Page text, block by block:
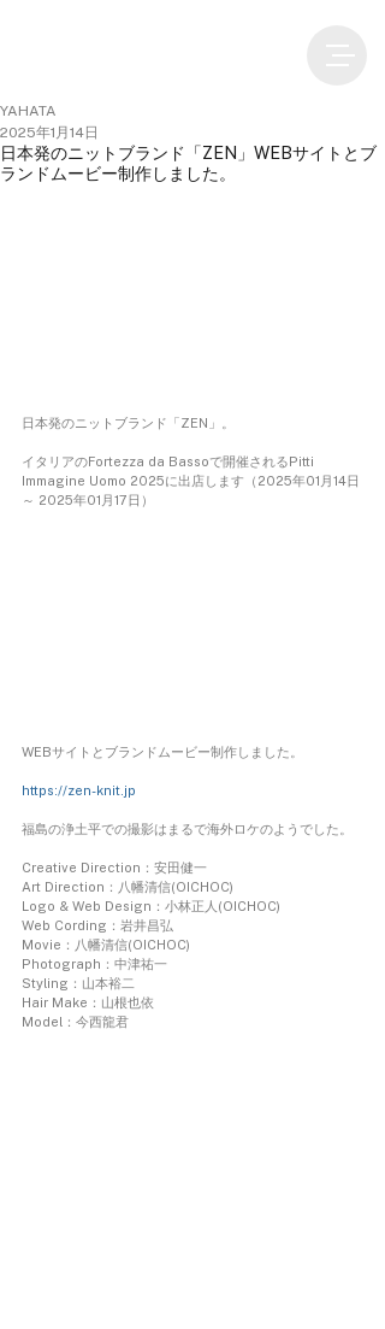
日本発のニットブランド「ZEN」WEBサイトとブ
ランドムービー制作しました。
YAHATA
2025年1月14日
日本発のニットブランド「ZEN」。
イタリアのFortezza da Bassoで開催されるPitti
Immagine Uomo 2025に出店します（2025年01月14日
～ 2025年01月17日）
WEBサイトとブランドムービー制作しました。
https://zen-knit.jp
福島の浄土平での撮影はまるで海外ロケのようでした。
Creative Direction：安田健一
Art Direction：八幡清信(OICHOC)
Logo & Web Design：小林正人(OICHOC)
Web Cording：岩井昌弘
Movie：八幡清信(OICHOC)
Photograph：中津祐一
Styling：山本裕二
Hair Make：山根也依
Model：今西龍君